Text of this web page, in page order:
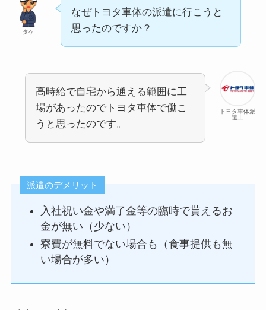
タケ
なぜトヨタ車体の派遣に行こうと
思ったのですか？
トヨタ車体派
遣工
高時給で自宅から通える範囲に工
場があったのでトヨタ車体で働こ
うと思ったのです。
派遣のデメリット
入社祝い金や満了金等の臨時で貰えるお
金が無い（少ない）
寮費が無料でない場合も（食事提供も無
い場合が多い）